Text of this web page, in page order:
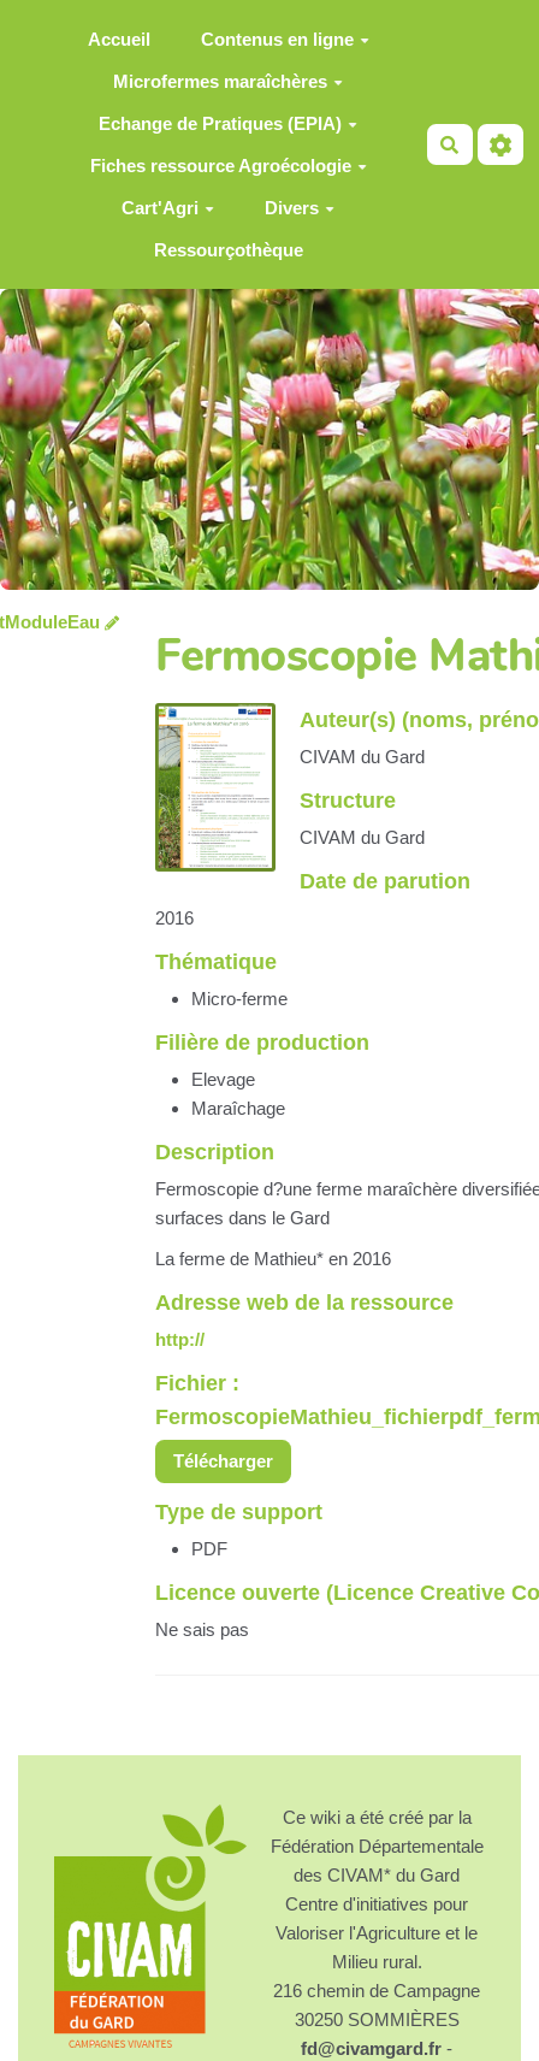
Accueil Contenus en ligne
Microfermes maraîchères
Echange de Pratiques (EPIA)
Fiches ressource Agroécologie
Cart'Agri Divers
Ressourçothèque
Fermoscopie
Auteur(s) (noms,
CIVAM du Gard
Structure
CIVAM du Gard
Date de parution
2016
Thématique
Micro-ferme
Filière de production
Elevage
Maraîchage
Description
Fermoscopie d?une ferme maraîchère
surfaces dans le Gard
La ferme de Mathieu* en 2016
Adresse web de la ressource
http://
Fichier :
Télécharger
Type de support
PDF
Licence ouverte (Licence Creative
Ne sais pas
Ce wiki a été créé par la
Fédération Départementale
des CIVAM* du Gard
Centre d'initiatives pour
Valoriser l'Agriculture et le
Milieu rural.
216 chemin de Campagne
30250 SOMMIÈRES
fd@civamgard.fr -